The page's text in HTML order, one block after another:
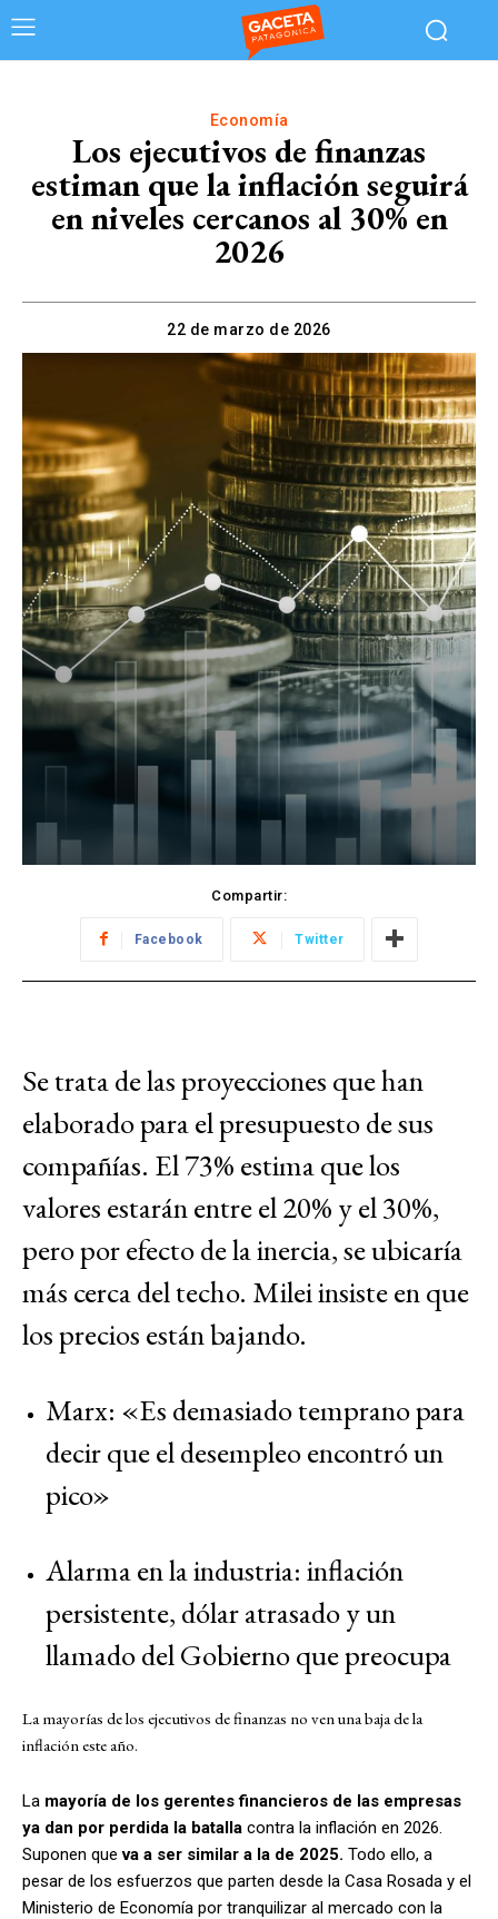
Economía
Los ejecutivos de finanzas
estiman que la inflación seguirá
en niveles cercanos al 30% en
2026
22 de marzo de 2026
Compartir:
Facebook Twitter
Se trata de las proyecciones que han
elaborado para el presupuesto de sus
compañías. El 73% estima que los
valores estarán entre el 20% y el 30%,
pero por efecto de la inercia, se ubicaría
más cerca del techo. Milei insiste en que
los precios están bajando.
Marx: «Es demasiado temprano para
decir que el desempleo encontró un
pico»
Alarma en la industria: inflación
persistente, dólar atrasado y un
llamado del Gobierno que preocupa
La mayorías de los ejecutivos de finanzas no ven una baja de la
inflación este año.
La mayoría de los gerentes financieros de las empresas
ya dan por perdida la batalla contra la inflación en 2026.
Suponen que va a ser similar a la de 2025. Todo ello, a
pesar de los esfuerzos que parten desde la Casa Rosada y el
Ministerio de Economía por tranquilizar al mercado con la